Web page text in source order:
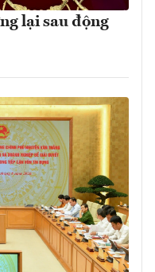
lại sau động